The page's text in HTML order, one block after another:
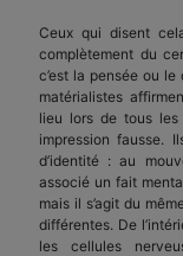
Ceux qui disent
complètement du
c’est la pensée ou
matérialistes
lieu lors de tous les
impression fausse.
d’identité : au
associé un fait
mais il s’agit du
différentes. De
les cellules